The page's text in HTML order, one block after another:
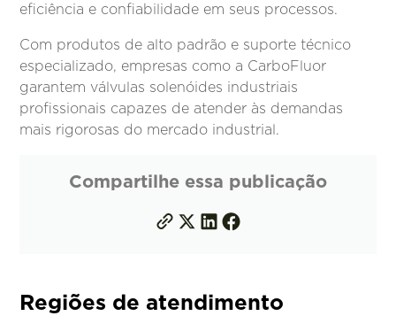
eficiência e confiabilidade em seus processos.
Com produtos de alto padrão e suporte técnico
especializado, empresas como a CarboFluor
garantem válvulas solenóides industriais
profissionais capazes de atender às demandas
mais rigorosas do mercado industrial.
Compartilhe essa publicação
Regiões de atendimento